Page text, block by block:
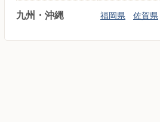
九州・沖縄 福岡県 佐賀県